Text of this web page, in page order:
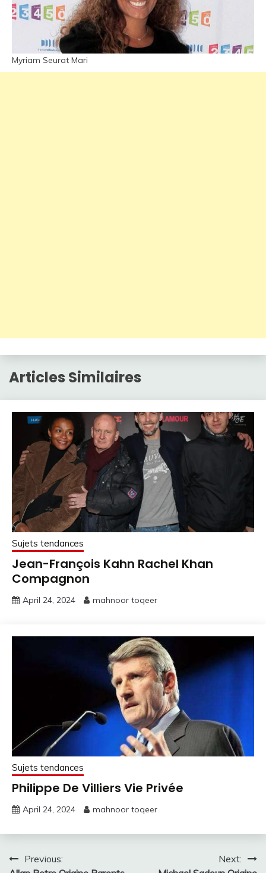
Myriam Seurat Mari
Articles Similaires
Sujets tendances
Jean-François Kahn Rachel Khan
Compagnon
April 24, 2024 mahnoor toqeer
Sujets tendances
Philippe De Villiers Vie Privée
April 24, 2024 mahnoor toqeer
PostPrevious:
Next: